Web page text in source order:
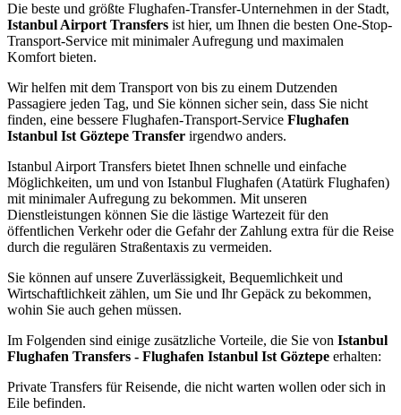
Die beste und größte Flughafen-Transfer-Unternehmen in der Stadt,
Istanbul Airport Transfers ist hier, um Ihnen die besten One-Stop-
Transport-Service mit minimaler Aufregung und maximalen
Komfort bieten.
Wir helfen mit dem Transport von bis zu einem Dutzenden
Passagiere jeden Tag, und Sie können sicher sein, dass Sie nicht
finden, eine bessere Flughafen-Transport-Service Flughafen
Istanbul Ist Göztepe Transfer irgendwo anders.
Istanbul Airport Transfers bietet Ihnen schnelle und einfache
Möglichkeiten, um und von Istanbul Flughafen (Atatürk Flughafen)
mit minimaler Aufregung zu bekommen. Mit unseren
Dienstleistungen können Sie die lästige Wartezeit für den
öffentlichen Verkehr oder die Gefahr der Zahlung extra für die Reise
durch die regulären Straßentaxis zu vermeiden.
Sie können auf unsere Zuverlässigkeit, Bequemlichkeit und
Wirtschaftlichkeit zählen, um Sie und Ihr Gepäck zu bekommen,
wohin Sie auch gehen müssen.
Im Folgenden sind einige zusätzliche Vorteile, die Sie von Istanbul
Flughafen Transfers - Flughafen Istanbul Ist Göztepe erhalten:
Private Transfers für Reisende, die nicht warten wollen oder sich in
Eile befinden.